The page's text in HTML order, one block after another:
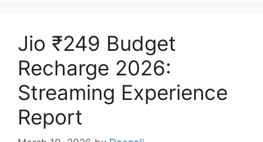
Jio ₹249 Budget
Recharge 2026:
Streaming Experience
Report